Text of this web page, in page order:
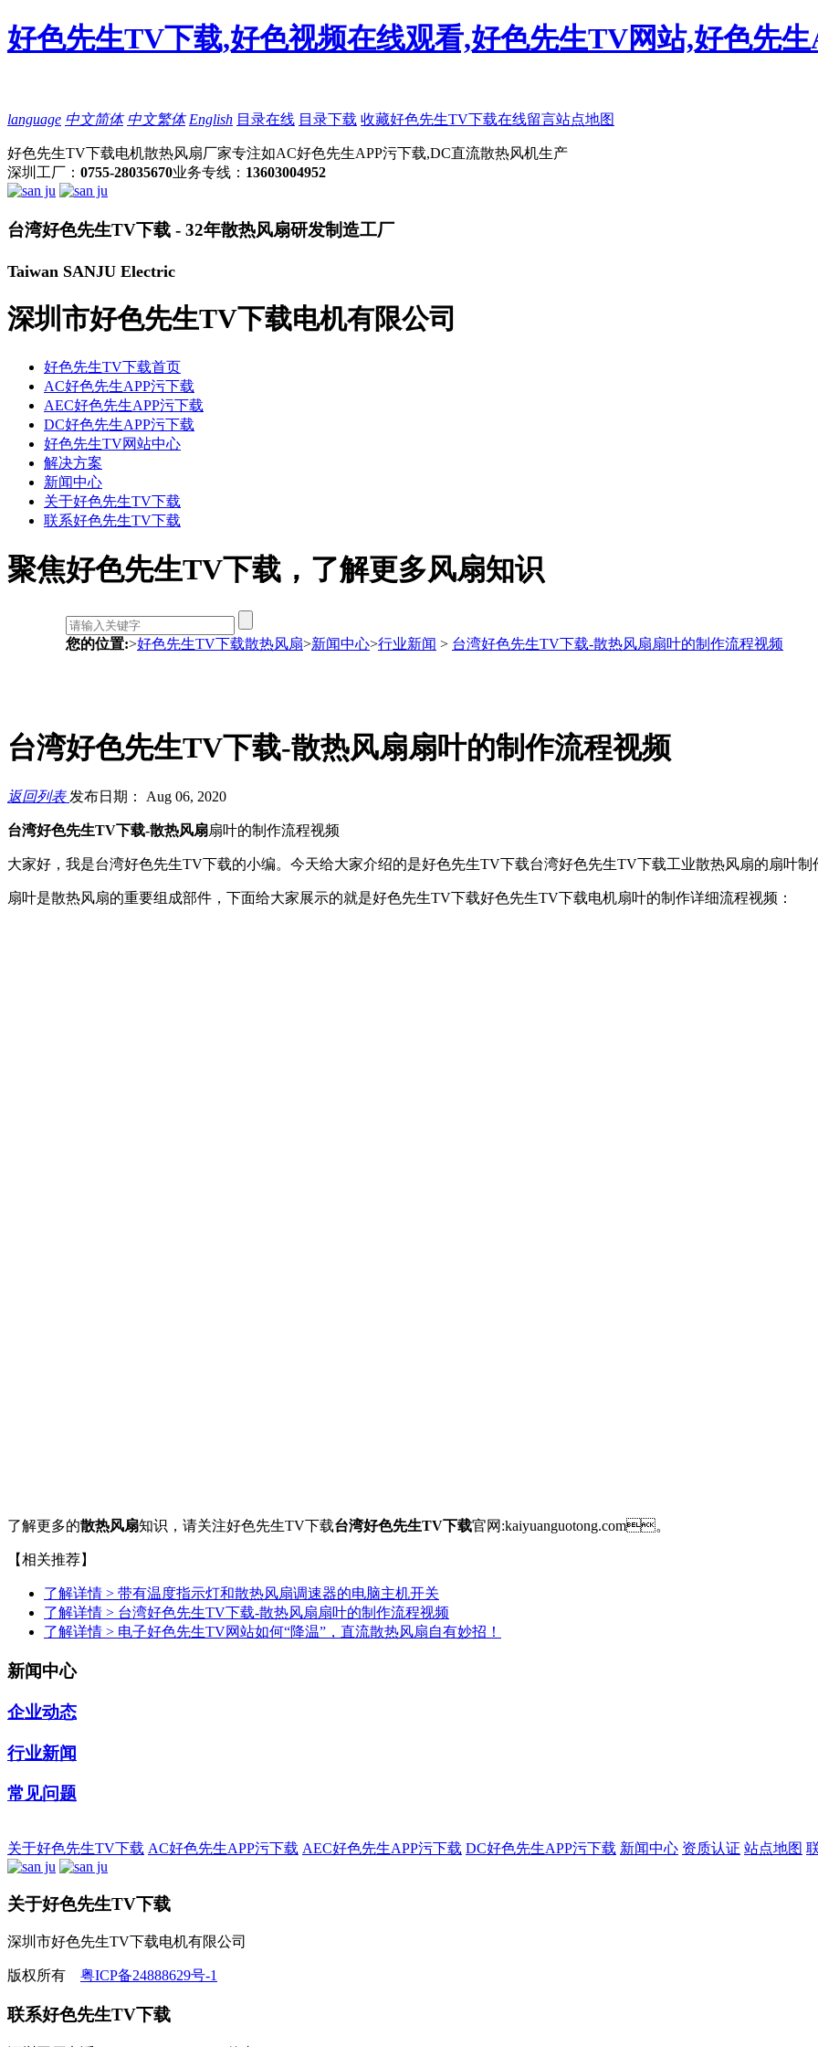
好色先生TV下载,好色视频在线观看,好色先生TV网站,好色先
language 中文简体 中文繁体 English 目录在线 目录下载 收藏好色先生TV下载在线留言站点地图
好色先生TV下载电机散热风扇厂家专注如AC好色先生APP污下载,DC直流散热风机生产
深圳工厂： 0755-28035670业务专线： 13603004952
台湾好色先生TV下载 - 32年散热风扇研发制造工厂
Taiwan SANJU Electric
深圳市好色先生TV下载电机有限公司
好色先生TV下载首页
AC好色先生APP污下载
AEC好色先生APP污下载
DC好色先生APP污下载
好色先生TV网站中心
解决方案
新闻中心
关于好色先生TV下载
联系好色先生TV下载
聚焦好色先生TV下载，了解更多风扇知识
您的位置:>好色先生TV下载散热风扇>新闻中心>行业新闻 > 台湾好色先生TV下载-散热风扇扇叶的制作流程视频
台湾好色先生TV下载-散热风扇扇叶的制作流程视频
返回列表 发布日期： Aug 06, 2020
台湾好色先生TV下载-散热风扇扇叶的制作流程视频
大家好，我是台湾好色先生TV下载的小编。今天给大家介绍的是好色先生TV下载台湾好色先生TV下载工业散热风扇的扇叶制作
扇叶是散热风扇的重要组成部件，下面给大家展示的就是好色先生TV下载好色先生TV下载电机扇叶的制作详细流程视频：
了解更多的散热风扇知识，请关注好色先生TV下载台湾好色先生TV下载官网:kaiyuanguotong.com。
【相关推荐】
了解详情 > ​带有温度指示灯和散热风扇调速器的电脑主机开关
了解详情 > 台湾好色先生TV下载-散热风扇扇叶的制作流程视频
了解详情 > 电子好色先生TV网站如何“降温”，直流散热风扇自有妙招！
新闻中心
企业动态
行业新闻
常见问题
关于好色先生TV下载 AC好色先生APP污下载 AEC好色先生APP污下载 DC好色先生APP污下载 新闻中心 资质认证 站点地图
关于好色先生TV下载
深圳市好色先生TV下载电机有限公司
版权所有 粤ICP备24888629号-1
联系好色先生TV下载